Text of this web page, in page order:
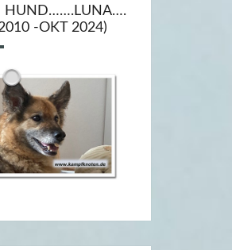
HUND…….LUNA….
-OKT 2024)